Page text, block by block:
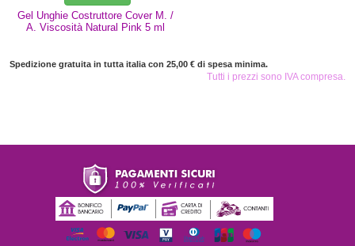
Gel Unghie Costruttore Cover M. /
A. Viscosità Natural Pink 5 ml
Spedizione gratuita in tutta italia con 25,00 € di spesa minima.
Tutti i prezzi sono IVA compresa.